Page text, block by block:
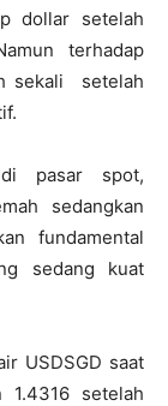
dollar setelah
terhadap
sekali setelah
pasar spot,
sedangkan
fundamental
sedang kuat
USDSGD saat
setelah